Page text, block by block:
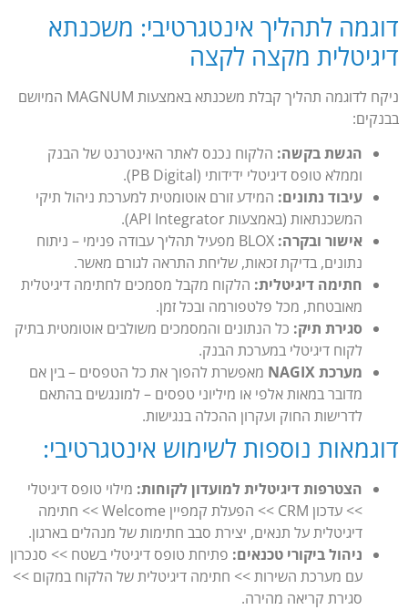
דוגמה לתהליך אינטגרטיבי: משכנתא
דיגיטלית מקצה לקצה
ניקח לדוגמה תהליך קבלת משכנתא באמצעות MAGNUM המיושם
בבנקים:
הגשת בקשה: הלקוח נכנס לאתר האינטרנט של הבנק
וממלא טופס דיגיטלי ידידותי (PB Digital).
עיבוד נתונים: המידע זורם אוטומטית למערכת ניהול תיקי
המשכנתאות (באמצעות API Integrator).
אישור ובקרה:
BLOX מפעיל תהליך עבודה פנימי – ניתוח
נתונים, בדיקת זכאות, שליחת התראה לגורם מאשר.
חתימה דיגיטלית: הלקוח מקבל מסמכים לחתימה דיגיטלית
מאובטחת, מכל פלטפורמה ובכל זמן.
סגירת תיק: כל הנתונים והמסמכים משולבים אוטומטית בתיק
לקוח דיגיטלי במערכת הבנק.
מערכת NAGIX
מאפשרת להפוך את כל הטפסים – בין אם
מדובר במאות אלפי או מיליוני טפסים – למונגשים בהתאם
לדרישות החוק ועקרון ההכלה בנגישות.
דוגמאות נוספות לשימוש אינטגרטיבי:
הצטרפות דיגיטלית למועדון לקוחות: מילוי טופס דיגיטלי
>> עדכון CRM >> הפעלת קמפיין Welcome >> חתימה
דיגיטלית על תנאים, יצירת סבב חתימות של מנהלים בארגון.
ניהול ביקורי טכנאים: פתיחת טופס דיגיטלי בשטח >> סנכרון
עם מערכת השירות >> חתימה דיגיטלית של הלקוח במקום >>
סגירת קריאה מהירה.